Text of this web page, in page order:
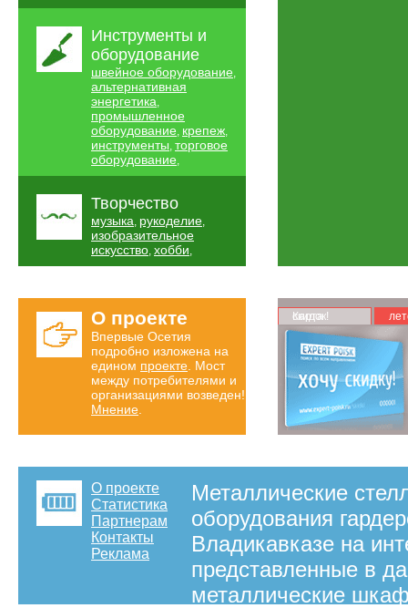
Инструменты и
оборудование
швейное оборудование,
альтернативная
энергетика,
промышленное
оборудование, крепеж,
инструменты, торговое
оборудование,
Творчество
музыка, рукоделие,
изобразительное
искусство, хобби,
О проекте
Впервые Осетия
подробно изложена на
едином проекте . Мост
между потребителями и
организациями возведен!
Мнение
Карта скидок!
О проекте
Статистика
Партнерам
Контакты
Реклама
Металлические
оборудования
Владикавказе на
представленные в
металлические